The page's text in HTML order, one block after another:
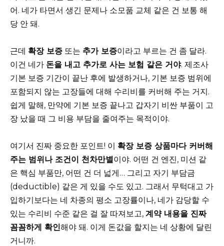
어. 네가 타면서 생긴 문제나 소모품 교체 같은 건 보통 해
당 안 돼.
근데 확장 보증 또는 추가 보증이라고 부르는 건 좀 달라.
이건 네가 돈을 내고 추가로 사는 보험 같은 거야. 제조사
기본 보증 기간이 끝난 후에 발생하거나, 기본 보증 범위에
포함되지 않는 고장들에 대해 수리비를 커버해 주는 거지.
쉽게 말해, 만약에 기본 보증 끝나고 갑자기 비싼 부품이 고
장 났을 때 그 비용 부담을 줄여주는 목적이야.
여기서 진짜 중요한 포인트! 이 확장 보증 상품마다 커버해
주는 범위나 조건이 천차만별이야. 어떤 건 엔진, 미션 같
은 핵심 부품만, 어떤 건 더 넓게… 그리고 자기 부담금
(deductible) 같은 게 있을 수도 있고. 그래서 무턱대고 가
입하기보다는 네 차종의 평소 고장률이나, 네가 감당할 수
있는 수리비 수준 같은 걸 잘 따져보고, 계약 내용을 진짜
꼼꼼하게 확인해야 돼. 이게 돈값을 할지는 네 상황에 달린
거니까.